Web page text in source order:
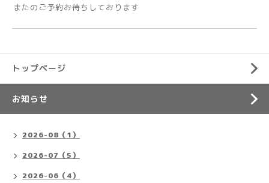
またのご予約お待ちしております
トップページ
お知らせ
2026-08（1）
2026-07（5）
2026-06（4）